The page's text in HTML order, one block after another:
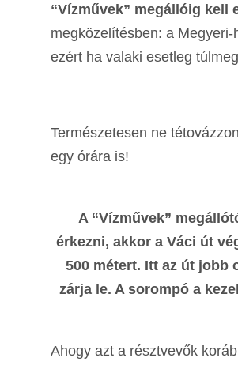
“Vízművek” megállóig kell
megközelítésben: a
ezért ha valaki esetleg
Természetesen ne
egy órára is!
A “Vízművek”
érkezni, akkor a Váci út
500 métert. Itt az út jobb
zárja le. A sorompó a
Ahogy azt a résztvevők